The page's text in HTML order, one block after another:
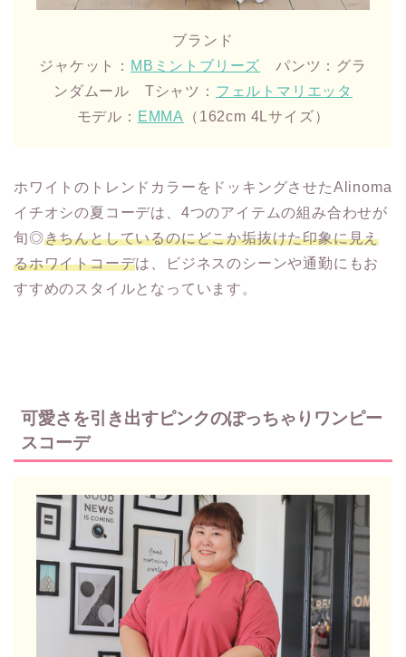
ブランド
ジャケット： MBミントブリーズ パンツ：グラ
ンダムール Tシャツ： フェルトマリエッタ
モデル： EMMA （162cm 4Lサイズ）
ホワイトのトレンドカラーをドッキングさせたAlinoma
イチオシの夏コーデは、4つのアイテムの組み合わせが
旬◎きちんとしているのにどこか垢抜けた印象に見え
るホワイトコーデは、ビジネスのシーンや通勤にもお
すすめのスタイルとなっています。
可愛さを引き出すピンクのぽっちゃりワンピー
スコーデ